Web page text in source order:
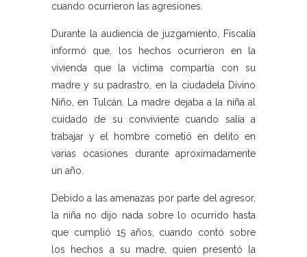
cuando ocurrieron las agresiones.
Durante la audiencia de juzgamiento, Fiscalía
informó que, los hechos ocurrieron en la
vivienda que la víctima compartía con su
madre y su padrastro, en la ciudadela Divino
Niño, en Tulcán. La madre dejaba a la niña al
cuidado de su conviviente cuando salía a
trabajar y el hombre cometió en delito en
varias ocasiones durante aproximadamente
un año.
Debido a las amenazas por parte del agresor,
la niña no dijo nada sobre lo ocurrido hasta
que cumplió 15 años, cuando contó sobre
los hechos a su madre, quien presentó la